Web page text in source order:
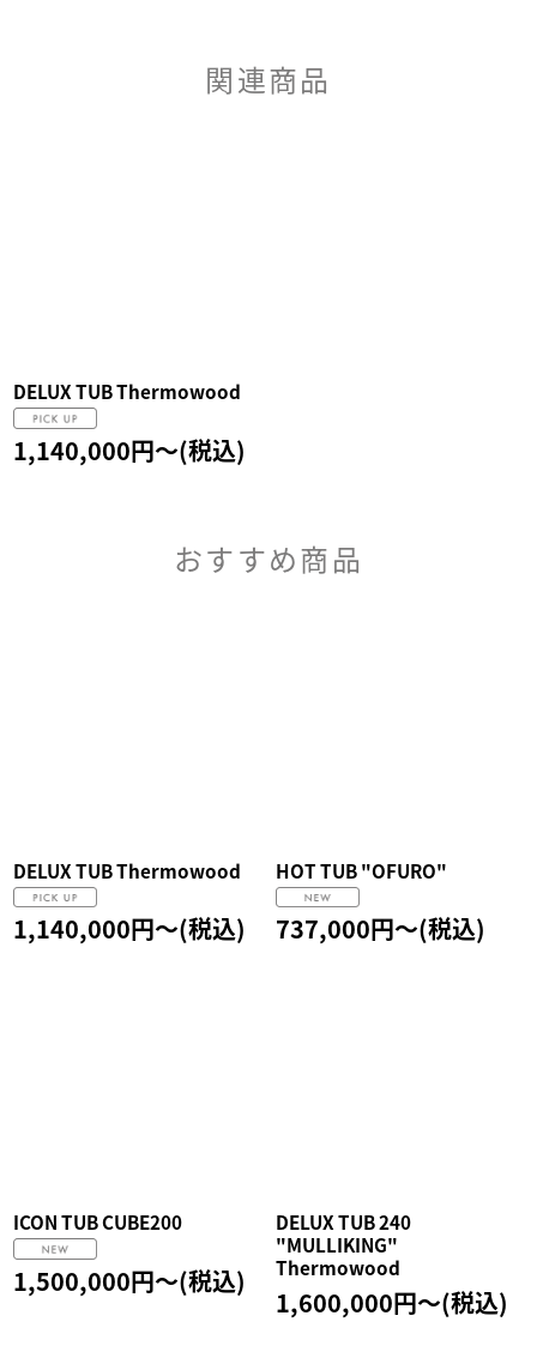
関連商品
DELUX TUB Thermowood
1,140,000円～(税込)
おすすめ商品
DELUX TUB Thermowood
1,140,000円～(税込)
HOT TUB "OFURO"
737,000円～(税込)
ICON TUB CUBE200
1,500,000円～(税込)
DELUX TUB 240
"MULLIKING"
Thermowood
1,600,000円～(税込)